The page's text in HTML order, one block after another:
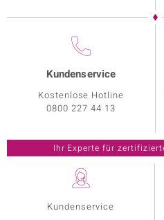
Kundenservice
Kostenlose Hotline
0800 227 44 13
Kundenservice